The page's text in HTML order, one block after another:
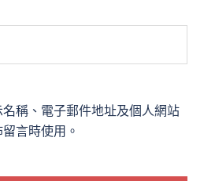
稱、電子郵件地址及個人網站
言時使用。